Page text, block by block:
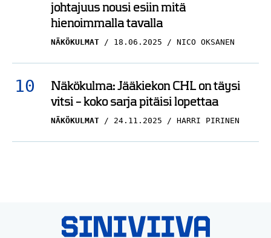
johtajuus nousi esiin mitä
hienoimmalla tavalla
NÄKÖKULMAT 18.06.2025 NICO OKSANEN
Näkökulma: Jääkiekon CHL on täysi
vitsi – koko sarja pitäisi lopettaa
NÄKÖKULMAT 24.11.2025 HARRI PIRINEN